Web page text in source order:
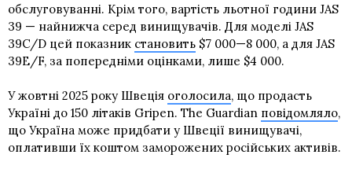
обслуговуванні. Крім того, вартість льотної години JAS
39 — найнижча серед винищувачів. Для моделі JAS
39C/D цей показник становить $7 000—8 000, а для JAS
39E/F, за попередніми оцінками, лише $4 000.
У жовтні 2025 року Швеція оголосила, що продасть
Україні до 150 літаків Gripen. The Guardian повідомляло,
що Україна може придбати у Швеції винищувачі,
оплативши їх коштом заморожених російських активів.